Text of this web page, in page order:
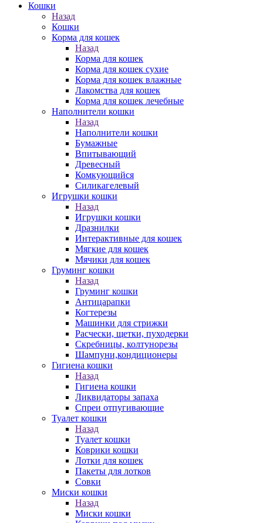
Кошки
Назад
Кошки
Корма для кошек
Назад
Корма для кошек
Корма для кошек сухие
Корма для кошек влажные
Лакомства для кошек
Корма для кошек лечебные
Наполнители кошки
Назад
Наполнители кошки
Бумажные
Впитывающий
Древесный
Комкующийся
Силикагелевый
Игрушки кошки
Назад
Игрушки кошки
Дразнилки
Интерактивные для кошек
Мягкие для кошек
Мячики для кошек
Груминг кошки
Назад
Груминг кошки
Антицарапки
Когтерезы
Машинки для стрижки
Расчески, щетки, пуходерки
Скребницы, колтунорезы
Шампуни,кондиционеры
Гигиена кошки
Назад
Гигиена кошки
Ликвидаторы запаха
Спреи отпугивающие
Туалет кошки
Назад
Туалет кошки
Коврики кошки
Лотки для кошек
Пакеты для лотков
Совки
Миски кошки
Назад
Миски кошки